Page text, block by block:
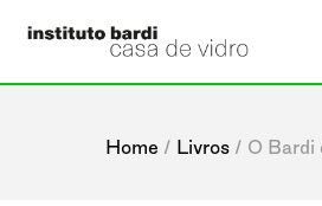
Home / Livros/ O Bardi